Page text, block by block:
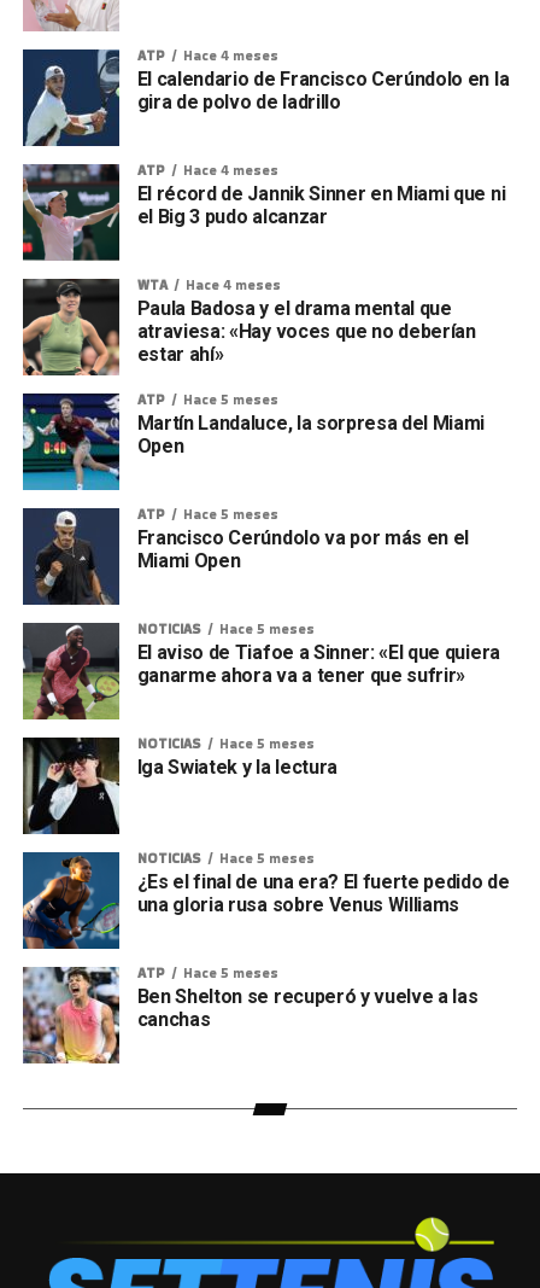
ATP Hace 4 meses
El calendario de Francisco Cerúndolo en la
gira de polvo de ladrillo
ATP Hace 4 meses
El récord de Jannik Sinner en Miami que ni
el Big 3 pudo alcanzar
WTA Hace 4 meses
Paula Badosa y el drama mental que
atraviesa: «Hay voces que no deberían
estar ahí»
ATP Hace 5 meses
Martín Landaluce, la sorpresa del Miami
Open
ATP Hace 5 meses
Francisco Cerúndolo va por más en el
Miami Open
NOTICIAS Hace 5 meses
El aviso de Tiafoe a Sinner: «El que quiera
ganarme ahora va a tener que sufrir»
NOTICIAS Hace 5 meses
Iga Swiatek y la lectura
NOTICIAS Hace 5 meses
¿Es el final de una era? El fuerte pedido de
una gloria rusa sobre Venus Williams
ATP Hace 5 meses
Ben Shelton se recuperó y vuelve a las
canchas